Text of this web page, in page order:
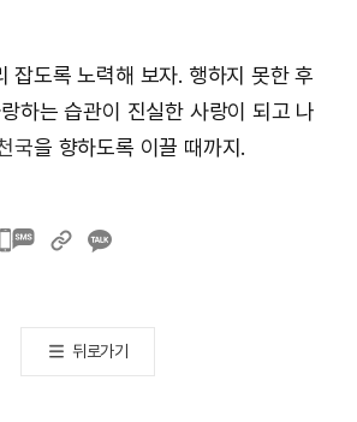
잡도록 노력해 보자. 행하지 못한 후
하는 습관이 진실한 사랑이 되고 나
국을 향하도록 이끌 때까지.
카카오톡
뒤로가기